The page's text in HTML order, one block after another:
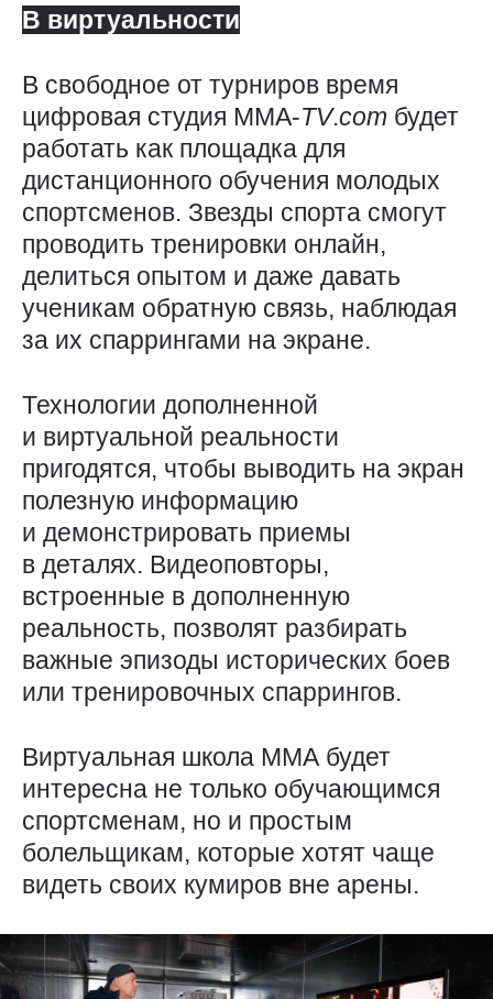
В виртуальности
В свободное от турниров время
цифровая студия ММА-TV.com будет
работать как площадка для
дистанционного обучения молодых
спортсменов. Звезды спорта смогут
проводить тренировки онлайн,
делиться опытом и даже давать
ученикам обратную связь, наблюдая
за их спаррингами на экране.
Технологии дополненной
и виртуальной реальности
пригодятся, чтобы выводить на экран
полезную информацию
и демонстрировать приемы
в деталях. Видеоповторы,
встроенные в дополненную
реальность, позволят разбирать
важные эпизоды исторических боев
или тренировочных спаррингов.
Виртуальная школа ММА будет
интересна не только обучающимся
спортсменам, но и простым
болельщикам, которые хотят чаще
видеть своих кумиров вне арены.